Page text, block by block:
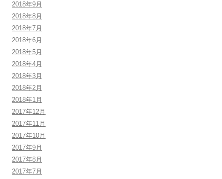
2018年9月
2018年8月
2018年7月
2018年6月
2018年5月
2018年4月
2018年3月
2018年2月
2018年1月
2017年12月
2017年11月
2017年10月
2017年9月
2017年8月
2017年7月